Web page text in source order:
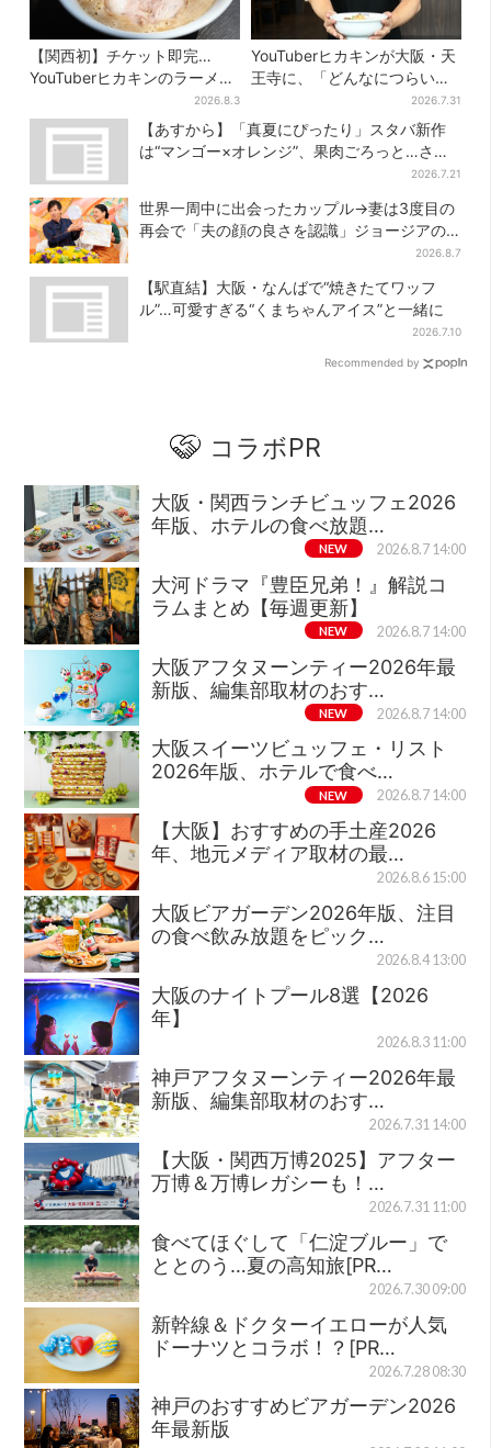
【関西初】チケット即完…
YouTuberヒカキンのラーメン
店「みそきん」が大阪上陸！
「待ってました」と話題
2026.8.3
YouTuberヒカキンが大阪・天
王寺に、「どんなにつらい時
でも…」ラーメン愛＆兄セイ
キンとの思い出を語る
2026.7.31
【あすから】「真夏にぴったり」スタバ新作
は“マンゴー×オレンジ”、果肉ごろっと…さっ
2026.7.21
世界一周中に出会ったカップル→妻は3度目の
再会で「夫の顔の良さを認識」ジョージアの
2026.8.7
【駅直結】大阪・なんばで“焼きたてワッフ
ル”…可愛すぎる“くまちゃんアイス”と一緒に
2026.7.10
Recommended by
コラボPR
大阪・関西ランチビュッフェ2026
年版、ホテルの食べ放題…
NEW 2026.8.7 14:00
大河ドラマ『豊臣兄弟！』解説コ
ラムまとめ【毎週更新】
NEW 2026.8.7 14:00
大阪アフタヌーンティー2026年最
新版、編集部取材のおす…
NEW 2026.8.7 14:00
大阪スイーツビュッフェ・リスト
2026年版、ホテルで食べ…
NEW 2026.8.7 14:00
【大阪】おすすめの手土産2026
年、地元メディア取材の最…
2026.8.6 15:00
大阪ビアガーデン2026年版、注目
の食べ飲み放題をピック…
2026.8.4 13:00
大阪のナイトプール8選【2026
年】
2026.8.3 11:00
神戸アフタヌーンティー2026年最
新版、編集部取材のおす…
2026.7.31 14:00
【大阪・関西万博2025】アフター
万博＆万博レガシーも！…
2026.7.31 11:00
食べてほぐして「仁淀ブルー」で
ととのう…夏の高知旅[PR…
2026.7.30 09:00
新幹線＆ドクターイエローが人気
ドーナツとコラボ！？[PR…
2026.7.28 08:30
神戸のおすすめビアガーデン2026
年最新版